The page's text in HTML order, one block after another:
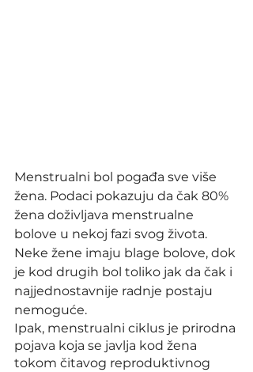
Menstrualni bol pogađa sve više
žena. Podaci pokazuju da čak 80%
žena doživljava menstrualne
bolove u nekoj fazi svog života.
Neke žene imaju blage bolove, dok
je kod drugih bol toliko jak da čak i
najjednostavnije radnje postaju
nemoguće.
Ipak, menstrualni ciklus je prirodna
pojava koja se javlja kod žena
tokom čitavog reproduktivnog